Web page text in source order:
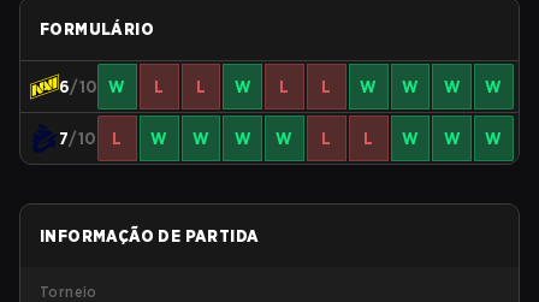
FORMULÁRIO
6/10 W L L W L L W W W W
7/10 L W W W W L L W W W
INFORMAÇÃO DE PARTIDA
Torneio